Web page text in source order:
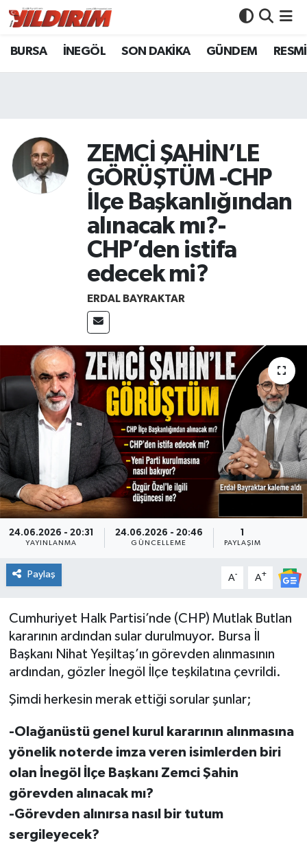
BURSA İNEGÖL SON DAKİKA GÜNDEM
ZEMCİ ŞAHİN’LE
GÖRÜŞTÜM -CHP
İlçe Başkanlığından
alınacak mı?-
CHP’den istifa
edecek mi?
ERDAL BAYRAKTAR
24.06.2026 - 20:31
YAYINLANMA
24.06.2026 - 20:46
GÜNCELLEME PAYLAŞIM
Paylaş A- A+
Cumhuriyet Halk Partisi’nde (CHP) Mutlak Butlan
kararının ardından sular durulmuyor. Bursa İl
Başkanı Nihat Yeşiltaş’ın görevden alınmasının
ardından, gözler İnegöl İlçe teşkilatına çevrildi.
Şimdi herkesin merak ettiği sorular şunlar;
-Olağanüstü genel kurul kararının alınmasına
yönelik noterde imza veren isimlerden biri
olan İnegöl İlçe Başkanı Zemci Şahin
görevden alınacak mı?
-Görevden alınırsa nasıl bir tutum
sergileyecek?
BURSA
GÜNDEM
RESMİ İLANLAR
KÖŞE YAZILARI
Bursa Nöbetçi Eczaneler
Bursa Trafik Yoğunluk Haritası
Süper Lig Puan Durumu ve Fikstür
Tüm Manşetler
Son Dakika Haberleri
Haber Arşivi